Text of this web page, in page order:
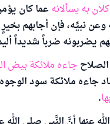
به يسألانهعما كان
نبيِّه، فإن أجابهم
يضربونه ضرباً شديداً
جاءه ملائكة بيض
جاءه ملائكة سود
.